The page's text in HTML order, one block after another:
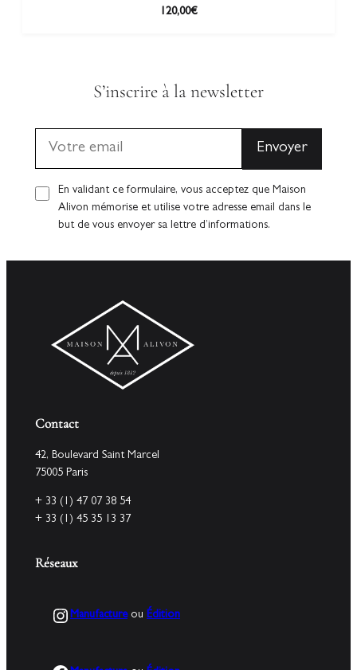
120,00€
S’inscrire à la newsletter
En validant ce formulaire, vous acceptez que Maison
Alivon mémorise et utilise votre adresse email dans le
but de vous envoyer sa lettre d’informations.
Contact
42, Boulevard Saint Marcel
75005 Paris
+ 33 (1) 47 07 38 54
+ 33 (1) 45 35 13 37
Réseaux
Instagram
Manufactureou Édition